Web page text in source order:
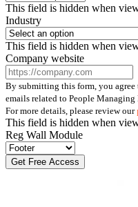
This field is hidden when
Industry
This field is hidden when
Company website
By submitting this form, you agree
emails related to People
For more details, please review our
This field is hidden when
Reg Wall Module